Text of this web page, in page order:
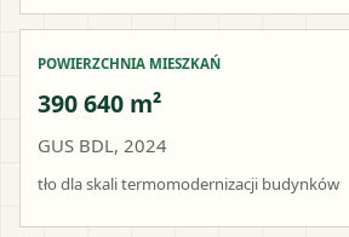
POWIERZCHNIA MIESZKAŃ
390 640 m²
GUS BDL, 2024
tło dla skali termomodernizacji budynków